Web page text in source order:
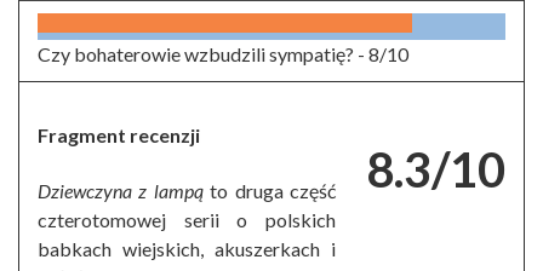
Czy bohaterowie wzbudzili sympatię? - 8/10
8.3/10
Fragment recenzji
Dziewczyna z lampąto druga część
czterotomowej serii o polskich
babkach wiejskich, akuszerkach i